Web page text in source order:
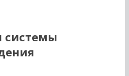
системы